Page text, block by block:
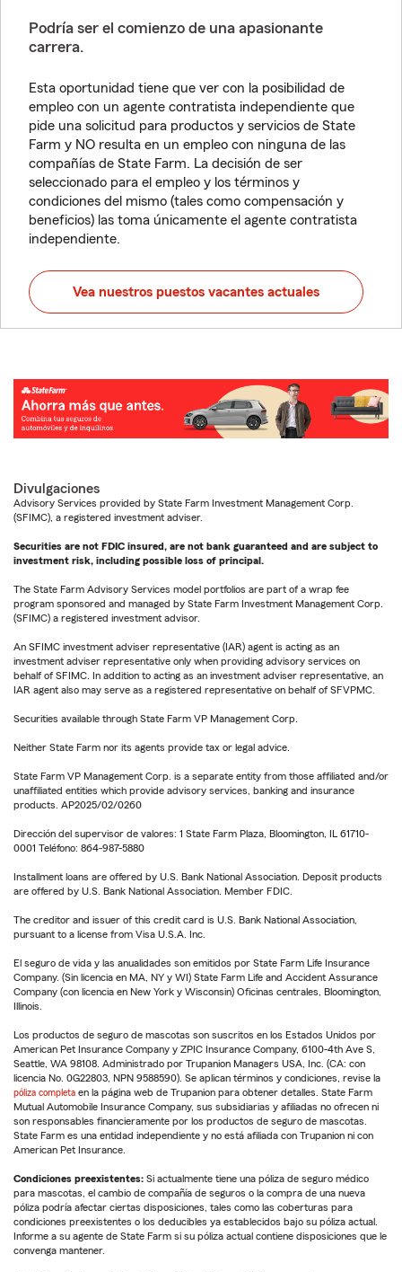
Podría ser el comienzo de una apasionante
carrera.
Esta oportunidad tiene que ver con la posibilidad de
empleo con un agente contratista independiente que
pide una solicitud para productos y servicios de State
Farm y NO resulta en un empleo con ninguna de las
compañías de State Farm. La decisión de ser
seleccionado para el empleo y los términos y
condiciones del mismo (tales como compensación y
beneficios) las toma únicamente el agente contratista
independiente.
Vea nuestros puestos vacantes actuales
Divulgaciones
Advisory Services provided by State Farm Investment Management Corp.
(SFIMC), a registered investment adviser.
Securities are not FDIC insured, are not bank guaranteed and are subject to
investment risk, including possible loss of principal.
The State Farm Advisory Services model portfolios are part of a wrap fee
program sponsored and managed by State Farm Investment Management Corp.
(SFIMC) a registered investment advisor.
An SFIMC investment adviser representative (IAR) agent is acting as an
investment adviser representative only when providing advisory services on
behalf of SFIMC. In addition to acting as an investment adviser representative, an
IAR agent also may serve as a registered representative on behalf of SFVPMC.
Securities available through State Farm VP Management Corp.
Neither State Farm nor its agents provide tax or legal advice.
State Farm VP Management Corp. is a separate entity from those affiliated and/or
unaffiliated entities which provide advisory services, banking and insurance
products. AP2025/02/0260
Dirección del supervisor de valores: 1 State Farm Plaza, Bloomington, IL 61710-
0001 Teléfono: 864-987-5880
Installment loans are offered by U.S. Bank National Association. Deposit products
are offered by U.S. Bank National Association. Member FDIC.
The creditor and issuer of this credit card is U.S. Bank National Association,
pursuant to a license from Visa U.S.A. Inc.
El seguro de vida y las anualidades son emitidos por State Farm Life Insurance
Company. (Sin licencia en MA, NY y WI) State Farm Life and Accident Assurance
Company (con licencia en New York y Wisconsin) Oficinas centrales, Bloomington,
Illinois.
Los productos de seguro de mascotas son suscritos en los Estados Unidos por
American Pet Insurance Company y ZPIC Insurance Company, 6100-4th Ave S,
Seattle, WA 98108. Administrado por Trupanion Managers USA, Inc. (CA: con
licencia No. 0G22803, NPN 9588590). Se aplican términos y condiciones, revise la
póliza completa en la página web de Trupanion para obtener detalles. State Farm
Mutual Automobile Insurance Company, sus subsidiarias y afiliadas no ofrecen ni
son responsables financieramente por los productos de seguro de mascotas.
State Farm es una entidad independiente y no está afiliada con Trupanion ni con
American Pet Insurance.
Condiciones preexistentes: Si actualmente tiene una póliza de seguro médico
para mascotas, el cambio de compañía de seguros o la compra de una nueva
póliza podría afectar ciertas disposiciones, tales como las coberturas para
condiciones preexistentes o los deducibles ya establecidos bajo su póliza actual.
Informe a su agente de State Farm si su póliza actual contiene disposiciones que le
convenga mantener.